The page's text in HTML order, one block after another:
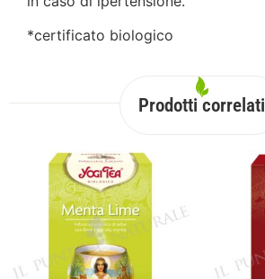
*certificato biologico
Prodotti correlati